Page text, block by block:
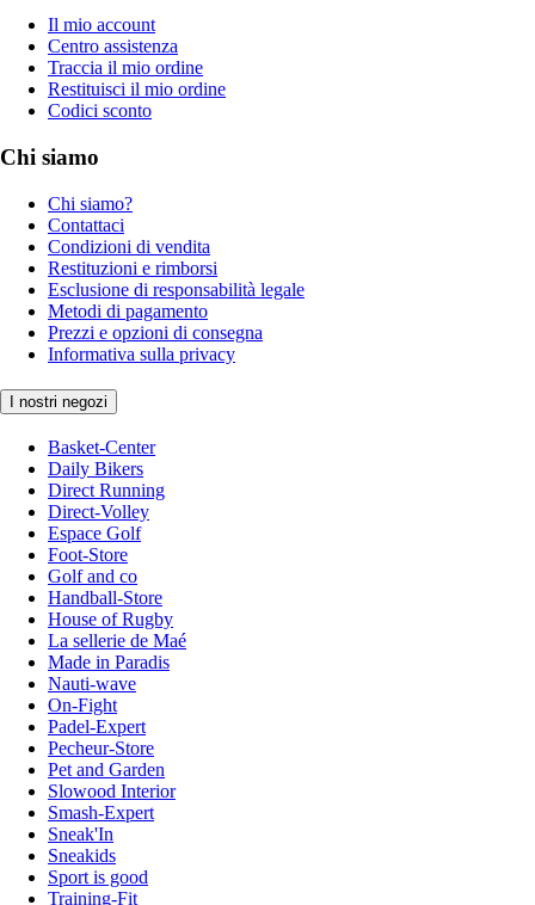
Il mio account
Centro assistenza
Traccia il mio ordine
Restituisci il mio ordine
Codici sconto
Chi siamo
Chi siamo?
Contattaci
Condizioni di vendita
Restituzioni e rimborsi
Esclusione di responsabilità legale
Metodi di pagamento
Prezzi e opzioni di consegna
Informativa sulla privacy
I nostri negozi
Basket-Center
Daily Bikers
Direct Running
Direct-Volley
Espace Golf
Foot-Store
Golf and co
Handball-Store
House of Rugby
La sellerie de Maé
Made in Paradis
Nauti-wave
On-Fight
Padel-Expert
Pecheur-Store
Pet and Garden
Slowood Interior
Smash-Expert
Sneak'In
Sneakids
Sport is good
Training-Fit